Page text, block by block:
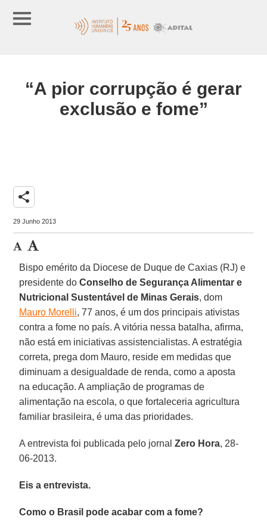
“A pior corrupção é gerar
exclusão e fome”
share
29 Junho 2013
Bispo emérito da Diocese de Duque de Caxias (RJ) e
presidente doConselho de Segurança Alimentar e
Nutricional Sustentável de Minas Gerais, dom
Mauro Morelli, 77 anos, é um dos principais ativistas
contra a fome no país. A vitória nessa batalha, afirma,
não está em iniciativas assistencialistas. A estratégia
correta, prega dom Mauro, reside em medidas que
diminuam a desigualdade de renda, como a aposta
na educação. A ampliação de programas de
alimentação na escola, o que fortaleceria agricultura
familiar brasileira, é uma das prioridades.
A entrevista foi publicada pelo jornalZero Hora, 28-
06-2013.
Eis a entrevista.
Como o Brasil pode acabar com a fome?